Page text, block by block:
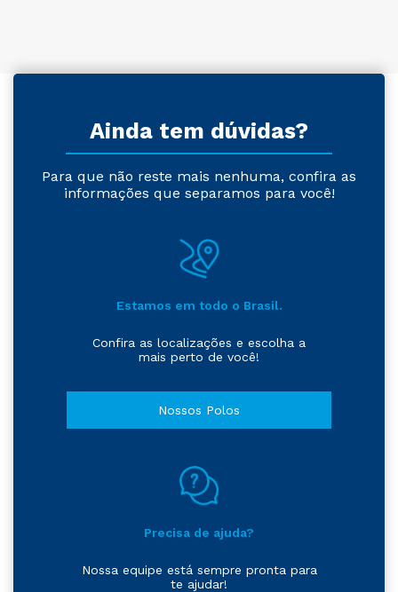
Ainda tem dúvidas?
Para que não reste mais nenhuma, confira as
informações que separamos para você!
Estamos em todo o Brasil.
Confira as localizações e escolha a
mais perto de você!
Nossos Polos
Precisa de ajuda?
Nossa equipe está sempre pronta para
te ajudar!